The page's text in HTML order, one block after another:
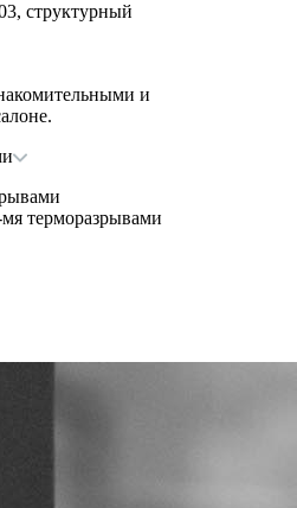
структурный
и
терморазрывами